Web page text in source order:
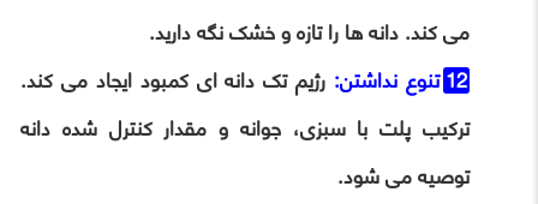
می کند. دانه ها را تازه و خشک نگه دارید.
تنوع نداشتن: رژیم تک دانه ای کمبود ایجاد می کند.
ترکیب پلت با سبزی، جوانه و مقدار کنترل شده دانه
توصیه می شود.